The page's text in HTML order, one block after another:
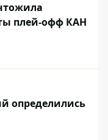
плей-офф КАН
определились